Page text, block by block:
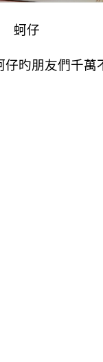
蚵仔
仔旳朋友們千萬